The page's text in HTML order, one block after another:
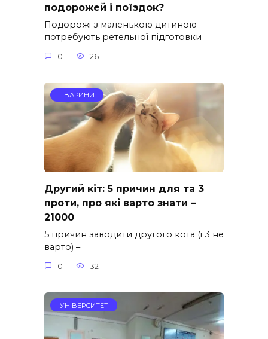
подорожей і поїздок?
Подорожі з маленькою дитиною
потребують ретельної підготовки
0 26
ТВАРИНИ
Другий кіт: 5 причин для та 3
проти, про які варто знати –
21000
5 причин заводити другого кота (і 3 не
варто) –
0 32
УНІВЕРСИТЕТ